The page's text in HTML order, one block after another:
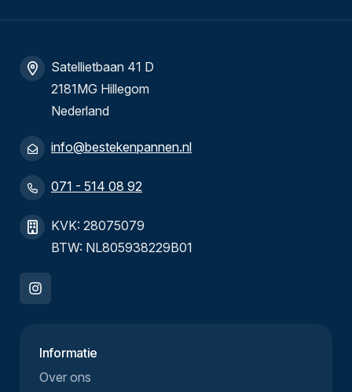
Satellietbaan 41 D
2181MG Hillegom
Nederland
info@bestekenpannen.nl
071 - 514 08 92
KVK: 28075079
BTW: NL805938229B01
Informatie
Over ons